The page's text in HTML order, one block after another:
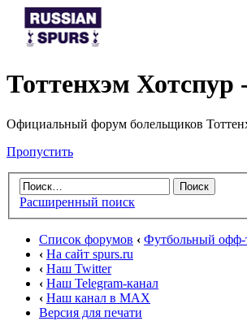
Тоттенхэм
Официальный форум болельщиков
Пропустить
Расширенный поиск
Список форумов ‹ Футбольный офф-
‹ На сайт spurs.ru
‹ Наш Twitter
‹ Наш Telegram-канал
‹ Наш канал в MAX
Версия для печати